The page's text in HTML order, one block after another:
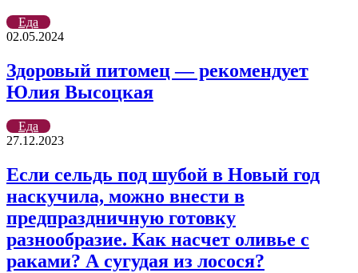
Еда
02.05.2024
Здоровый питомец — рекомендует
Юлия Высоцкая
Еда
27.12.2023
Если сельдь под шубой в Новый год
наскучила, можно внести в
предпраздничную готовку
разнообразие. Как насчет оливье с
раками? А сугудая из лосося?